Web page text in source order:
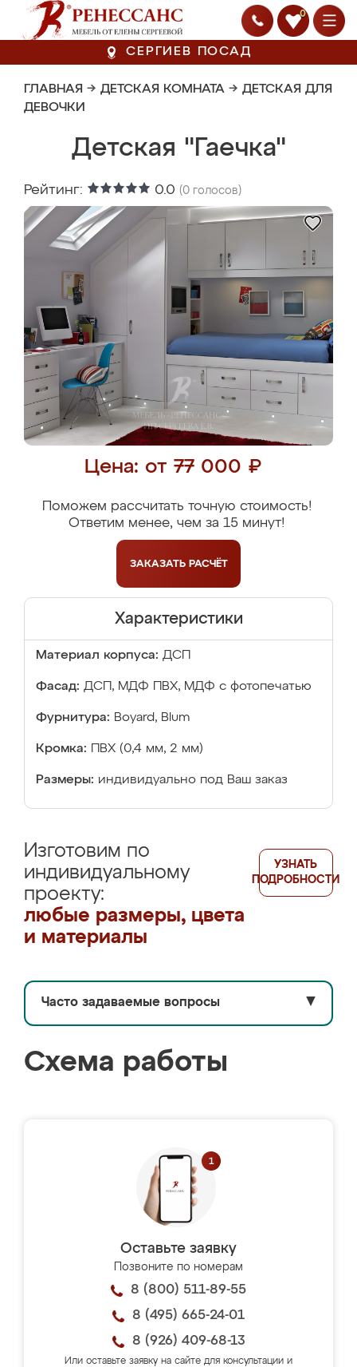
0
СЕРГИЕВ ПОСАД
ГЛАВНАЯ → ДЕТСКАЯ КОМНАТА → ДЕТСКАЯ ДЛЯ
ДЕВОЧКИ
Детская "Гаечка"
Рейтинг: 0.0 (0 голосов)
Цена: от 77 000 ₽
Поможем рассчитать точную стоимость!
Ответим менее, чем за 15 минут!
ЗАКАЗАТЬ РАСЧЁТ
Характеристики
Материал корпуса: ДСП
Фасад: ДСП, МДФ ПВХ, МДФ с фотопечатью
Фурнитура: Boyard, Blum
Кромка: ПВХ (0,4 мм, 2 мм)
Размеры: индивидуально под Ваш заказ
Изготовим по
индивидуальному
проекту:
любые размеры, цвета
и материалы
УЗНАТЬ
ПОДРОБНОСТИ
Часто задаваемые вопросы ▼
Схема работы
Оставьте заявку
Позвоните по номерам
8 (800) 511-89-55
8 (495) 665-24-01
8 (926) 409-68-13
Или оставьте заявку на сайте для консультации и